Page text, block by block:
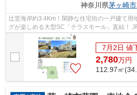
神奈川県茅ヶ崎市
辻堂海岸約3.4Km！閑静な住宅街の一戸建て
グが楽しめる大型SC「テラスモール」直結！
の好立地に、思い描く理想のマイホーム...
7月2日 値
2,780万円
112.97㎡